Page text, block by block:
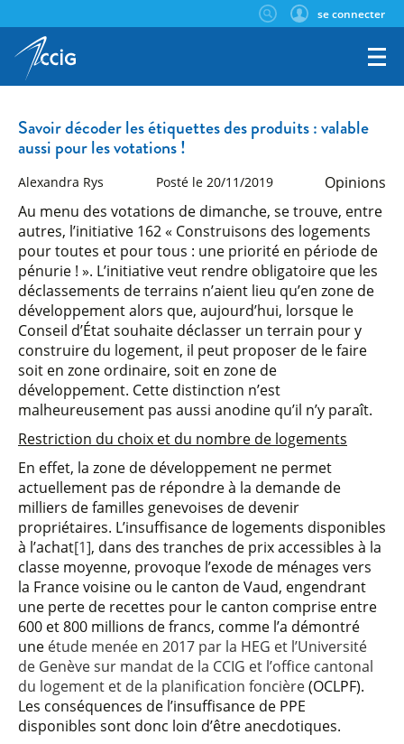
se connecter
Savoir décoder les étiquettes des produits : valable
aussi pour les votations !
Alexandra Rys Posté le 20/11/2019
Opinions
Au menu des votations de dimanche, se trouve, entre
autres, l’initiative 162 « Construisons des logements
pour toutes et pour tous : une priorité en période de
pénurie ! ». L’initiative veut rendre obligatoire que les
déclassements de terrains n’aient lieu qu’en zone de
développement alors que, aujourd’hui, lorsque le
Conseil d’État souhaite déclasser un terrain pour y
construire du logement, il peut proposer de le faire
soit en zone ordinaire, soit en zone de
développement. Cette distinction n’est
malheureusement pas aussi anodine qu’il n’y paraît.
Restriction du choix et du nombre de logements
En effet, la zone de développement ne permet
actuellement pas de répondre à la demande de
milliers de familles genevoises de devenir
propriétaires. L’insuffisance de logements disponibles
à l’achat[1], dans des tranches de prix accessibles à la
classe moyenne, provoque l’exode de ménages vers
la France voisine ou le canton de Vaud, engendrant
une perte de recettes pour le canton comprise entre
600 et 800 millions de francs, comme l’a démontré
une étude menée en 2017 par la HEG et l’Université
de Genève sur mandat de la CCIG et l’office cantonal
du logement et de la planification foncière(OCLPF).
Les conséquences de l’insuffisance de PPE
disponibles sont donc loin d’être anecdotiques.